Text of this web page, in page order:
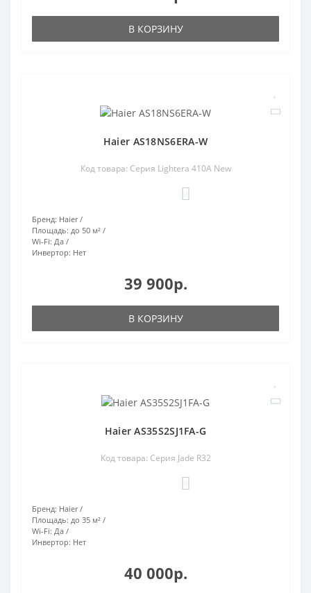
В КОРЗИНУ
Haier AS18NS6ERA-W
Код товара: Серия Lightera 410A New
Бренд: Haier
Площадь: до 50 м²
Wi-Fi: Да
Инвертор: Нет
39 900р.
В КОРЗИНУ
Haier AS35S2SJ1FA-G
Код товара: Серия Jade R32
Бренд: Haier
Площадь: до 35 м²
Wi-Fi: Да
Инвертор: Нет
40 000р.